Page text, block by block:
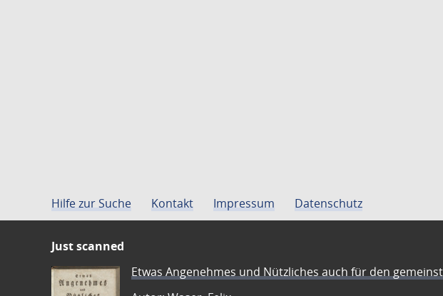
Hilfe zur Suche Kontakt Impressum Datenschutz
Just scanned
Etwas Angenehmes und Nützliches auch für den